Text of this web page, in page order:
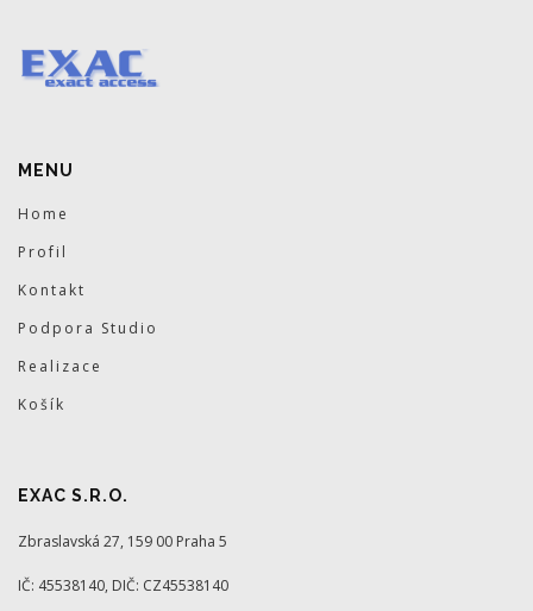
MENU
Home
Profil
Kontakt
Podpora Studio
Realizace
Košík
EXAC S.R.O.
Zbraslavská 27, 159 00 Praha 5
IČ: 45538140, DIČ: CZ45538140